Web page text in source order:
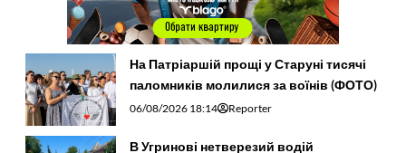
На Патріаршій прощі у Старуні тисячі
паломників молилися за воїнів (ФОТО)
06/08/2026 18:14 Reporter
В Угринові нетверезий водій